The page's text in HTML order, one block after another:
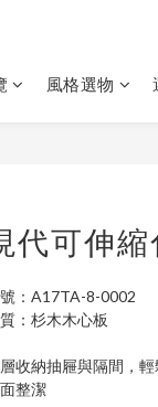
風格選物
代可伸
：A17TA-8-0002
：杉木木心板
收納抽屜與隔間，
整潔